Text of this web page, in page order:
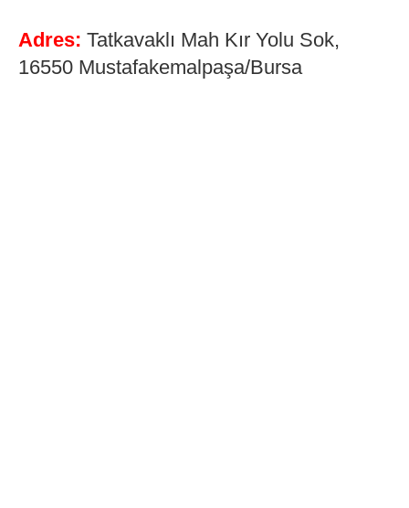
Adres: Tatkavaklı Mah Kır Yolu Sok,
16550 Mustafakemalpaşa/Bursa